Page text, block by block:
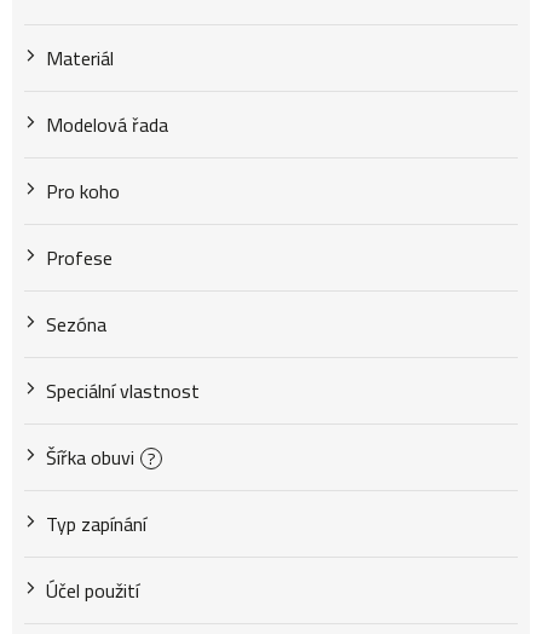
Materiál
Modelová řada
Pro koho
Profese
Sezóna
Speciální vlastnost
Šířka obuvi ?
Typ zapínání
Účel použití